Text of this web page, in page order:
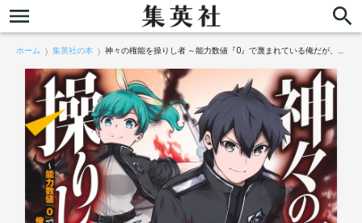
ホーム 集英社の本 神々の権能を操りし者 ～能力数値『0』で蔑まれている俺だが、実は世界最強の一角～ 2